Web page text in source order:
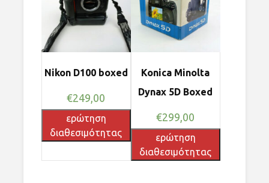
Nikon D100 boxed
€249,00
ερώτηση
διαθεσιμότητας
Konica Minolta
Dynax 5D Boxed
€299,00
ερώτηση
διαθεσιμότητας